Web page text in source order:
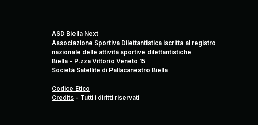
ASD Biella Next
Associazione Sportiva Dilettantistica iscritta al registro
nazionale delle attività sportive dilettantistiche
Biella - P.zza Vittorio Veneto 15
Società Satellite di Pallacanestro Biella
Codice Etico
Credits - Tutti i diritti riservati